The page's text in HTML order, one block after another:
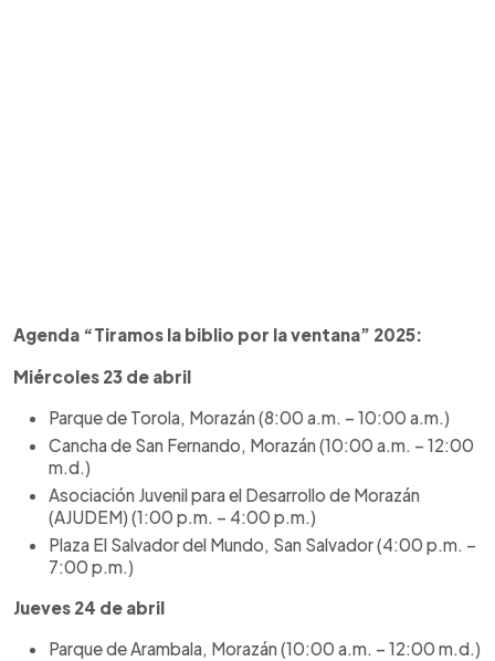
Agenda “Tiramos la biblio por la ventana” 2025:
Miércoles 23 de abril
Parque de Torola, Morazán (8:00 a.m. – 10:00 a.m.)
Cancha de San Fernando, Morazán (10:00 a.m. – 12:00
m.d.)
Asociación Juvenil para el Desarrollo de Morazán
(AJUDEM) (1:00 p.m. – 4:00 p.m.)
Plaza El Salvador del Mundo, San Salvador (4:00 p.m. –
7:00 p.m.)
Jueves 24 de abril
Parque de Arambala, Morazán (10:00 a.m. – 12:00 m.d.)